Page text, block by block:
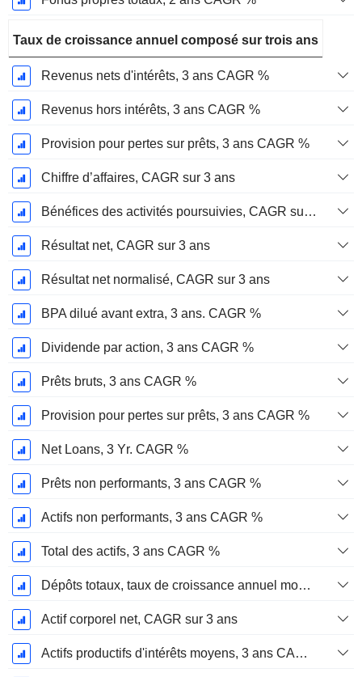
Taux de croissance annuel composé sur trois ans
Revenus nets d'intérêts, 3 ans CAGR %
Revenus hors intérêts, 3 ans CAGR %
Provision pour pertes sur prêts, 3 ans CAGR %
Chiffre d’affaires, CAGR sur 3 ans
Bénéfices des activités poursuivies, CAGR sur 3 ans
Résultat net, CAGR sur 3 ans
Résultat net normalisé, CAGR sur 3 ans
BPA dilué avant extra, 3 ans. CAGR %
Dividende par action, 3 ans CAGR %
Prêts bruts, 3 ans CAGR %
Provision pour pertes sur prêts, 3 ans CAGR %
Net Loans, 3 Yr. CAGR %
Prêts non performants, 3 ans CAGR %
Actifs non performants, 3 ans CAGR %
Total des actifs, 3 ans CAGR %
Dépôts totaux, taux de croissance annuel moyen sur 3 ans %.
Actif corporel net, CAGR sur 3 ans
Actifs productifs d'intérêts moyens, 3 ans CAGR %